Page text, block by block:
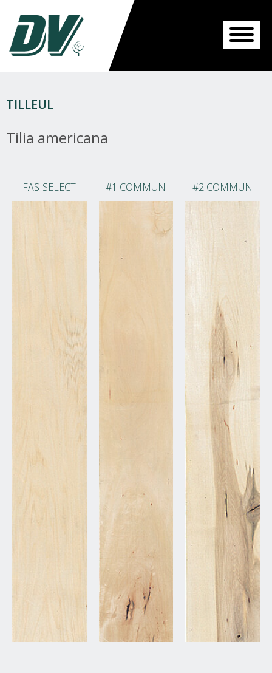
TILLEUL
Tilia americana
FAS-SELECT #1 COMMUN #2 COMMUN